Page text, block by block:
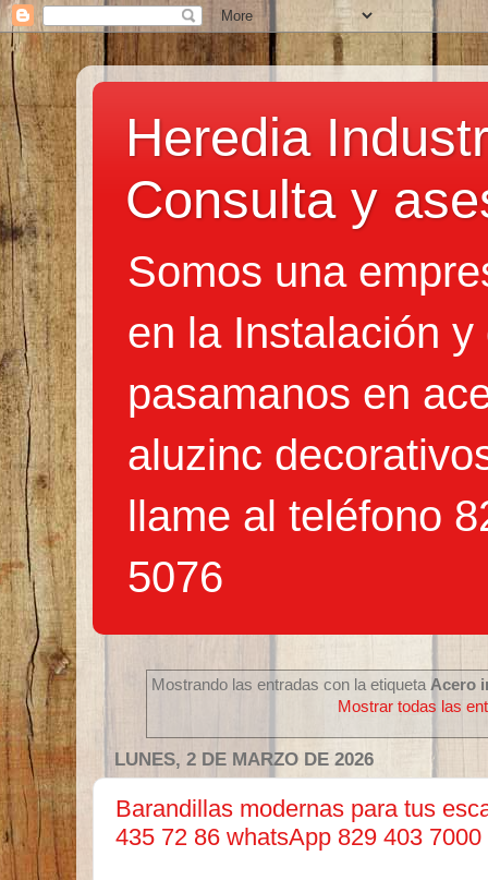
Heredia
Consulta y
Somos una
en la Instalación
pasamanos en
aluzinc
llame al teléfono
5076
Mostrando las entradas con la etiquetaAcero
Mostrar todas las
LUNES, 2 DE MARZO DE 2026
Barandillas modernas para tus
435 72 86 whatsApp 829 403